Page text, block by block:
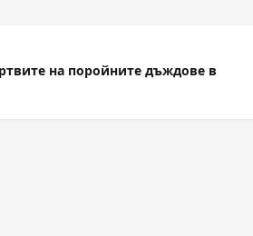
на поройните дъждове в